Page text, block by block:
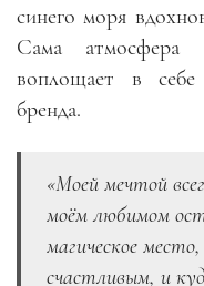
синего моря
Сама атмосфера
воплощает в
бренда.
«Моей мечтой
моём любимом
магическое
счастливым, и